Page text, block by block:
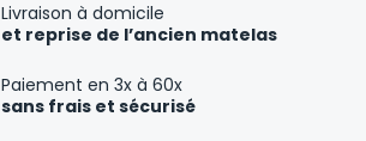
Livraison à domicile
et reprise de l’ancien matelas
Paiement en 3x à 60x
sans frais et sécurisé